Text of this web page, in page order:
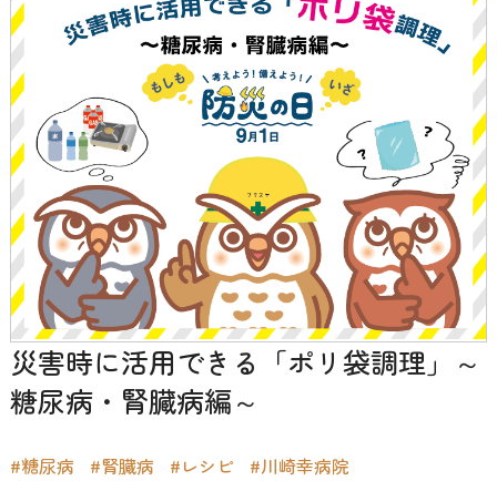
災害時に活用できる「ポリ袋調理」～
糖尿病・腎臓病編～
#糖尿病 #腎臓病 #レシピ #川崎幸病院